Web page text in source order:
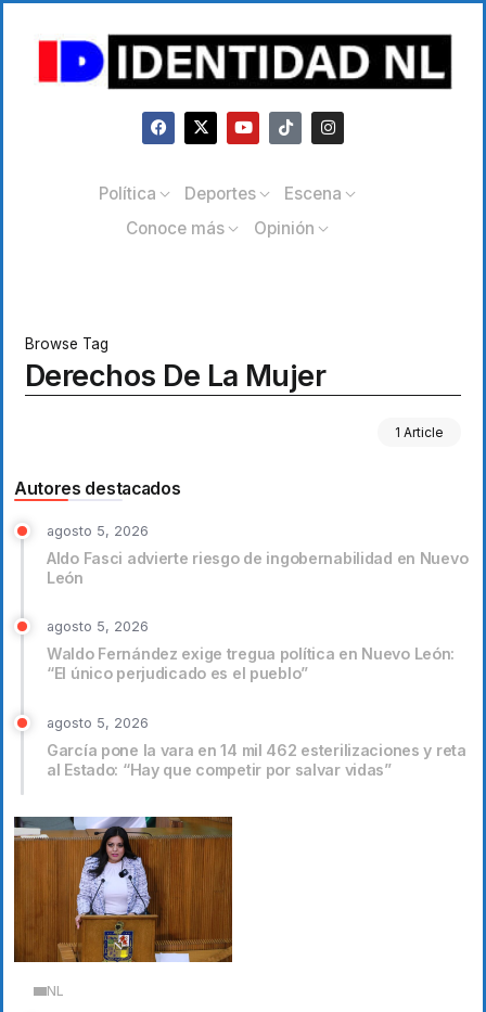
Política Deportes
Escena
Conoce más
Opinión
Browse Tag
Derechos De La Mujer
1 Article
Autores destacados
agosto 5, 2026
Aldo Fasci advierte riesgo de ingobernabilidad en Nuevo
León
agosto 5, 2026
Waldo Fernández exige tregua política en Nuevo León:
“El único perjudicado es el pueblo”
agosto 5, 2026
García pone la vara en 14 mil 462 esterilizaciones y reta
al Estado: “Hay que competir por salvar vidas”
NL